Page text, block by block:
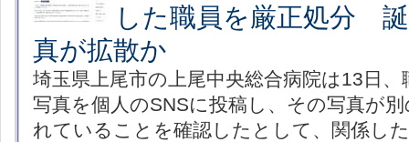
した職員を厳正処分
真が拡散か
埼玉県上尾市の上尾中央総合病院は13日
写真を個人のSNSに投稿し、その写真が
れていることを確認したとして、関係し